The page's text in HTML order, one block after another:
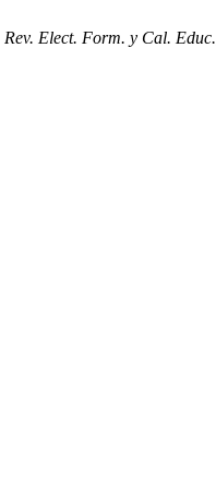
Rev. Elect. Form. y Cal. Educ.